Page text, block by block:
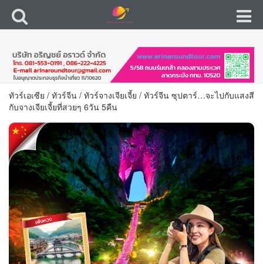
ทัวร์เอเซีย / ทัวร์จีน / ทัวร์จางเจียเจี้ย / ทัวร์จีน ซุปตาร์…จะไปกับแสงสี
กับจางเจียเจี้ยที่สวยๆ 6วัน 5คืน